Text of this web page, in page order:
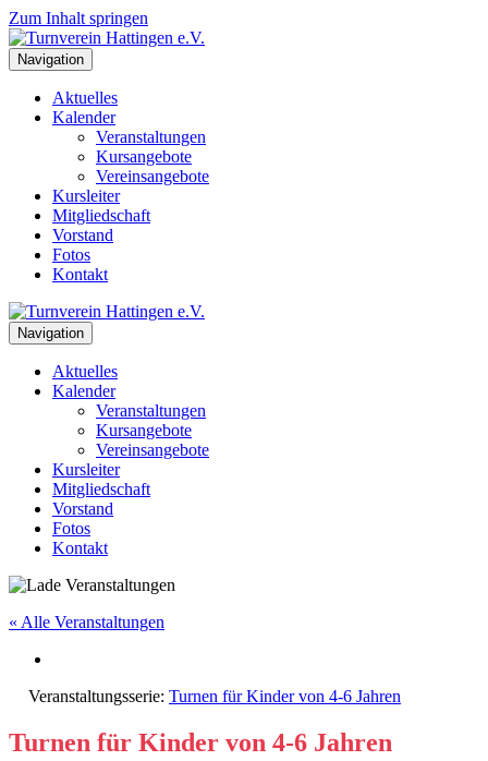
Zum Inhalt springen
Navigation
Aktuelles
Kalender
Veranstaltungen
Kursangebote
Vereinsangebote
Kursleiter
Mitgliedschaft
Vorstand
Fotos
Kontakt
Navigation
Aktuelles
Kalender
Veranstaltungen
Kursangebote
Vereinsangebote
Kursleiter
Mitgliedschaft
Vorstand
Fotos
Kontakt
« Alle Veranstaltungen
Veranstaltungsserie: Turnen für Kinder von 4-6 Jahren
Turnen für Kinder von 4-6 Jahren